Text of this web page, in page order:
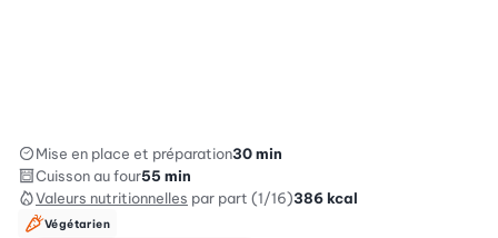
Mise en place et préparation30 min
Cuisson au four55 min
Valeurs nutritionnelles par part (1/16)386kcal
Végétarien